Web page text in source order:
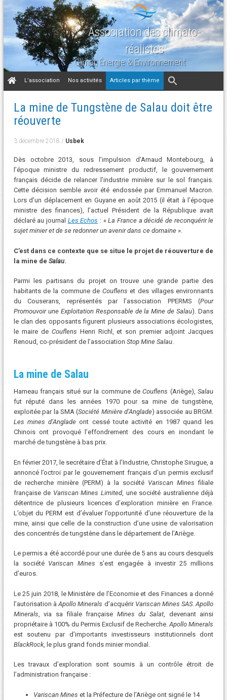
Association des climato-
réalistes
Climat, Énergie & Environnement
Aller
au
L’association Nos activités Articles par thème
La mine de Tungstène de Salau doit être
réouverte
3 décembre 2018 / Usbek
Dès octobre 2013, sous l’impulsion d’Arnaud Montebourg, à
l’époque ministre du redressement productif, le gouvernement
français décide de relancer l’industrie minière sur le sol français.
Cette décision semble avoir été endossée par Emmanuel Macron.
Lors d’un déplacement en Guyane en août 2015 (il était à l’époque
ministre des finances), l’actuel Président de la République avait
déclaré au journal Les Echos : «La France a décidé de reconquérir le
sujet minier et de se redonner un avenir dans ce domaine ».
C’est dans ce contexte que se situe le projet de réouverture de
la mine de Salau.
Parmi les partisans du projet on trouve une grande partie des
habitants de la commune de Couflens et des villages environnants
du Couserans, représentés par l’association PPERMS (Pour
Promouvoir une Exploitation Responsable de la Mine de Salau). Dans
le clan des opposants figurent plusieurs associations écologistes,
le maire de Couflens Henri Richl, et son premier adjoint Jacques
Renoud, co-président de l’association Stop Mine Salau.
La mine de Salau
Hameau français situé sur la commune deCouflens (Ariège),Salau
fut réputé dans les années 1970 pour sa mine de tungstène,
exploitée par la SMA (Société Minière d’Anglade) associée au BRGM.
Les mines d’Anglade ont cessé toute activité en 1987 quand les
Chinois ont provoqué l’effondrement des cours en inondant le
marché de tungstène à bas prix.
En février 2017, le secrétaire d’État à l’Industrie, Christophe Sirugue, a
annoncé l’octroi par le gouvernement français d’un permis exclusif
de recherche minière (PERM) à la société Variscan Mines filiale
française de Variscan Mines Limited, une société australienne déjà
détentrice de plusieurs licences d’exploration minière en France.
L’objet du PERM est d’évaluer l’opportunité d’une réouverture de la
mine, ainsi que celle de la construction d’une usine de valorisation
des concentrés de tungstène dans le département de l’Ariège.
Le permis a été accordé pour une durée de 5 ans au cours desquels
la société Variscan Mines s’est engagée à investir 25 millions
d’euros.
Le 25 juin 2018, le Ministère de l’Economie et des Finances a donné
l’autorisation àApollo Minerals d’acquérir Variscan Mines SAS.Apollo
Minerals , via sa filiale française Mines du Salat , devenant ainsi
propriétaire à 100% du Permis Exclusif de Recherche.Apollo Minerals
est soutenu par d’importants investisseurs institutionnels dont
BlackRock, le plus grand fonds minier mondial.
Les travaux d’exploration sont soumis à un contrôle étroit de
l’administration française :
Variscan Mines et la Préfecture de l’Ariège ont signé le 14